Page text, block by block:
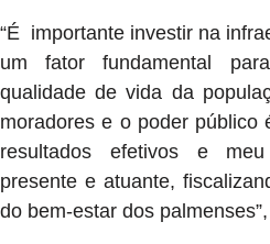
“É importante investir na
um fator fundamental
qualidade de vida da
moradores e o poder público
resultados efetivos e
presente e atuante,
do bem-estar dos